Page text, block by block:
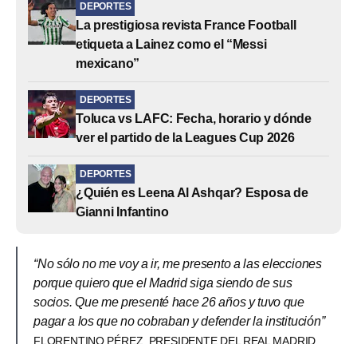
DEPORTES
La prestigiosa revista France Football
etiqueta a Lainez como el “Messi
mexicano”
DEPORTES
Toluca vs LAFC: Fecha, horario y dónde
ver el partido de la Leagues Cup 2026
DEPORTES
¿Quién es Leena Al Ashqar? Esposa de
Gianni Infantino
“No sólo no me voy a ir, me presento a las elecciones
porque quiero que el Madrid siga siendo de sus
socios. Que me presenté hace 26 años y tuvo que
pagar a los que no cobraban y defender la institución”
FLORENTINO PÉREZ, PRESIDENTE DEL REAL MADRID